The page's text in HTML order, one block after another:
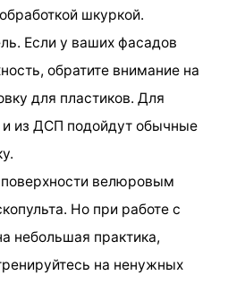
шкуркой.
Если у ваших фасадов
обратите внимание на
для пластиков. Для
из ДСП подойдут обычные
велюровым
Но при работе с
небольшая практика,
на ненужных